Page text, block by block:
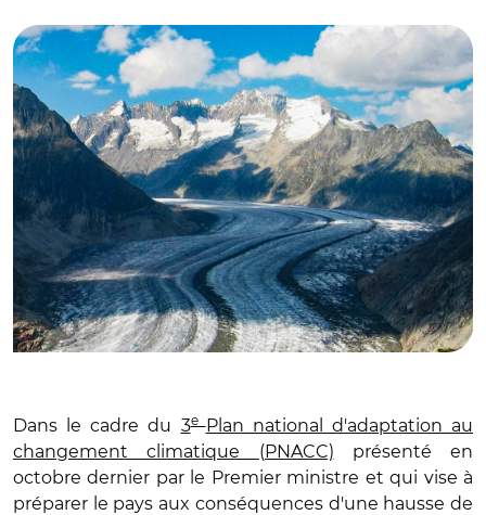
Dans le cadre du 3e Plan national d'adaptation au
changement climatique (PNACC) présenté en
octobre dernier par le Premier ministre et qui vise à
préparer le pays aux conséquences d'une hausse de